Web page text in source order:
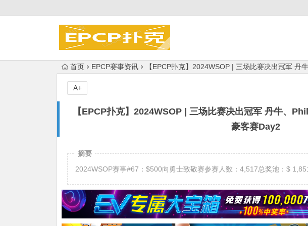
首页 EPCP赛事资讯 【EPCP扑克】2024WSOP | 三场比赛决出冠军
【EPCP扑克】2024WSOP | 三场比赛决出冠军 丹牛、
豪客赛Day2
A+
摘要
2024WSOP赛事#67：$500向勇士致敬赛参赛人数：4,517总奖池：$